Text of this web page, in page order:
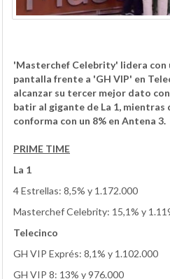
'Masterchef Celebrity' lidera con
pantalla frente a 'GH VIP' en
alcanzar su tercer mejor dato
batir al gigante de La 1, mientras
conforma con un 8% en Antena 3.
PRIME TIME
La 1
4 Estrellas: 8,5% y 1.172.000
Masterchef Celebrity: 15,1% y
Telecinco
GH VIP Exprés: 8,1% y 1.102.000
GH VIP 8: 13% y 976.000